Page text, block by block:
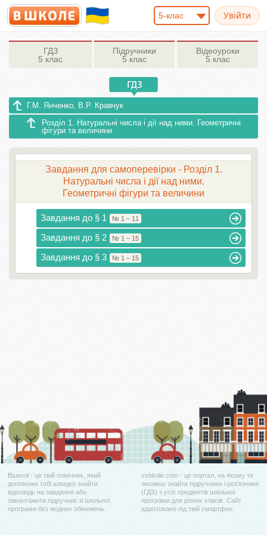
5-клас
ГДЗ
5 клас
Підручники
5 клас
Відеоуроки
5 клас
Г.М. Янченко, В.Р. Кравчук
Розділ 1. Натуральні числа і дії над ними. Геометричні
фігури та величини
Завдання для самоперевірки - Розділ 1.
Натуральні числа і дії над ними.
Геометричні фігури та величини
Завдання до § 1 № 1 – 11
Завдання до § 2 № 1 – 15
Завдання до § 3 № 1 – 15
Вшколі - це твій помічник, який
допоможе тобі швидко знайти
відповідь на завдання або
завантажити підручник зі шкільної
програми без жодних обмежень.
vshkole.com - це портал, на якому ти
зможеш знайти підручники і роз'язники
(ГДЗ) з усіх предметів шкільної
програми для різних класів. Сайт
адаптовано під твій смартфон.